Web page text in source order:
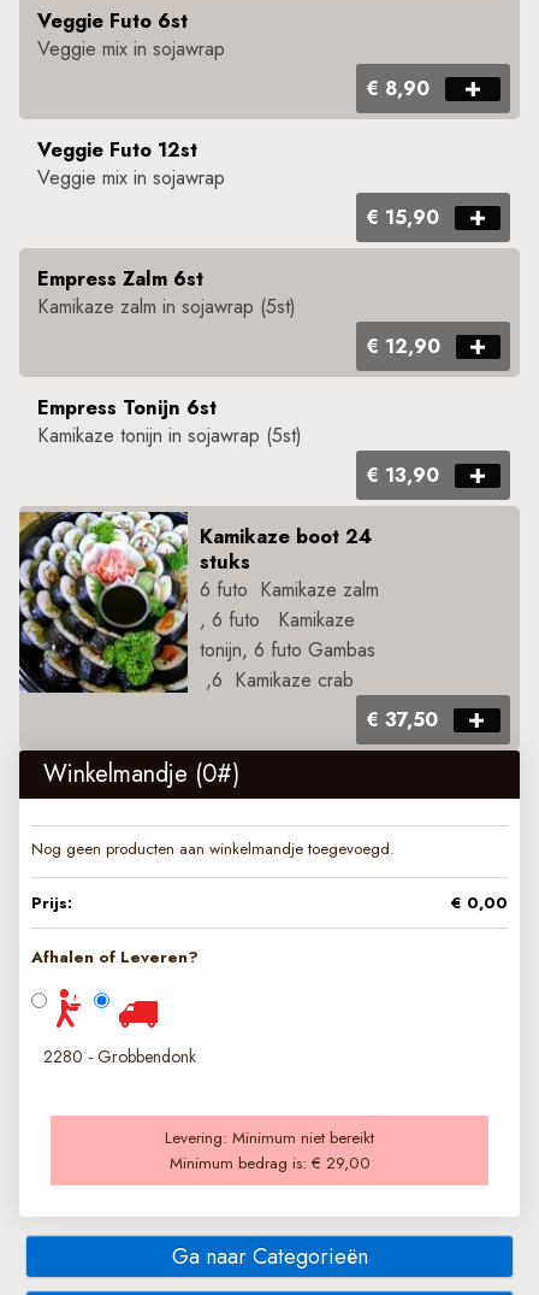
Veggie Futo 6st
Veggie mix in sojawrap ​
€ 8,90
Veggie Futo 12st
Veggie mix in sojawrap ​
€ 15,90
Empress Zalm 6st
Kamikaze zalm in sojawrap​ ​(5st)
€ 12,90
Empress Tonijn 6st
Kamikaze tonijn in sojawrap​ ​(5st)
€ 13,90
Kamikaze boot 24
stuks
6 futo Kamikaze zalm
, 6 futo Kamikaze
tonijn, 6 futo Gambas
,6 Kamikaze crab
€ 37,50
Winkelmandje (0#)
Nog geen producten aan winkelmandje toegevoegd.
Prijs: € 0,00
Afhalen of Leveren?
2280 - Grobbendonk
Levering: Minimum niet bereikt
Minimum bedrag is: € 29,00
Ga naar Categorieën